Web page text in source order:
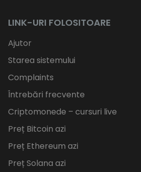
LINK-URI FOLOSITOARE
Ajutor
Starea sistemului
Complaints
Întrebări frecvente
Criptomonede – cursuri live
Preț Bitcoin azi
Preț Ethereum azi
Preț Solana azi